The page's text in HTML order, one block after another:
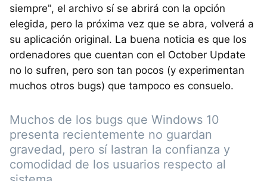
siempre", el archivo sí se abrirá con la opción
elegida, pero la próxima vez que se abra, volverá a
su aplicación original. La buena noticia es que los
ordenadores que cuentan con el October Update
no lo sufren, pero son tan pocos (y experimentan
muchos otros bugs) que tampoco es consuelo.
Muchos de los bugs que Windows 10
presenta recientemente no guardan
gravedad, pero sí lastran la confianza y
comodidad de los usuarios respecto al